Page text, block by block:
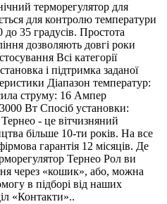
терморегулятор для
для контролю температури
до 35 градусів. Простота
дозволяють довгі роки
Всі категорії
і підтримка заданої
Діапазон температур:
струму: 16 Ампер
Вт Спосіб установки:
- це вітчизняний
більше 10-ти років. На все
гарантія 12 місяців. Де
Тернео Рол ви
через «кошик», або, можна
в підборі від наших
«Контакти»..